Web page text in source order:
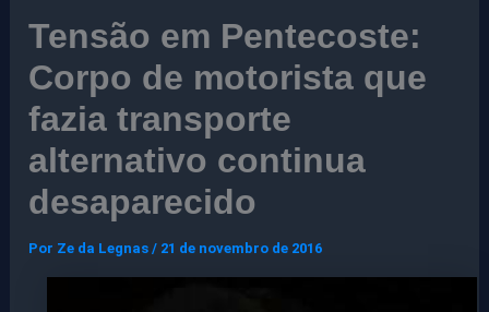
Tensão em Pentecoste:
Corpo de motorista que
fazia transporte
alternativo continua
desaparecido
Por Ze da Legnas/ 21 de novembro de 2016